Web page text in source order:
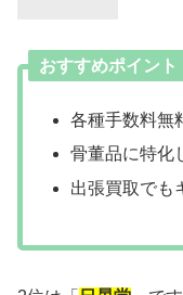
おすすめポイント
各種手数料無
骨董品に特化
出張買取でも